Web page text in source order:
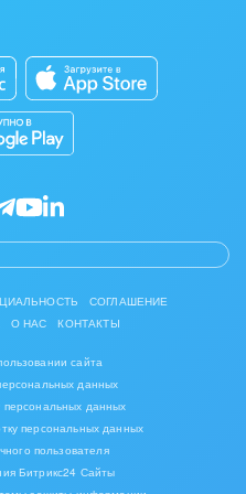
услуги
СОГЛАШЕНИЕ
О НАС КОНТАКТЫ
сайта
данных
персональных данных
персональных данных
пользователя
Битрикс24 Сайты